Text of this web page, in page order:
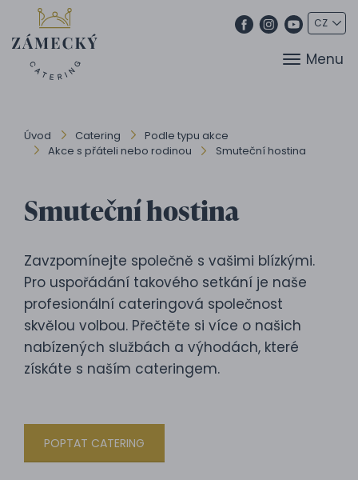
Menu
Úvod Catering
Podle typu akce
Akce s přáteli nebo rodinou
Smuteční hostina
Smuteční hostina
Zavzpomínejte společně s vašimi blízkými.
Pro uspořádání takového setkání je naše
profesionální cateringová společnost
skvělou volbou. Přečtěte si více o našich
nabízených službách a výhodách, které
získáte s naším cateringem.
POPTAT CATERING